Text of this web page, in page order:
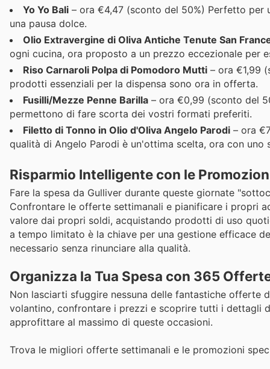
Yo Yo Bali – ora €4,47 (sconto del 50%) Perfetto
una pausa dolce.
Olio Extravergine di Oliva Antiche Tenute San
ogni cucina, ora proposto a un prezzo eccezionale per
Riso Carnaroli Polpa di Pomodoro Mutti – ora €1,99
prodotti essenziali per la dispensa sono ora in offerta.
Fusilli/Mezze Penne Barilla – ora €0,99 (sconto del
permettono di fare scorta dei vostri formati preferiti.
Filetto di Tonno in Olio d'Oliva Angelo Parodi – ora
qualità di Angelo Parodi è un'ottima scelta, ora con uno
Risparmio Intelligente con le
Fare la spesa da Gulliver durante queste giornate
Confrontare le offerte settimanali e pianificare i propri
valore dai propri soldi, acquistando prodotti di uso
a tempo limitato è la chiave per una gestione efficace
necessario senza rinunciare alla qualità.
Organizza la Tua Spesa con 365
Non lasciarti sfuggire nessuna delle fantastiche
volantino, confrontare i prezzi e scoprire tutti i dettagli
approfittare al massimo di queste occasioni.
Trova le migliori offerte settimanali e le promozioni